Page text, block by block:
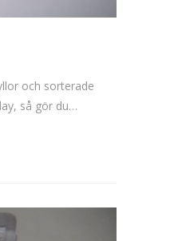
och sorterade
så gör du…